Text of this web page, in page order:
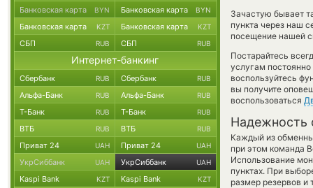
Зачастую бывает
пункта через наш
посещение нашей
Постарайтесь
услугам
воспользуйтесь
вы получите
воспользоваться
Надежность
Каждый из
при этом команда
Использование
пунктах. При
размер резервов и
Банковская карта BYN Банковская карта BYN
Банковская карта KZT Банковская карта KZT
СБП RUB СБП RUB
Интернет-банкинг
Сбербанк RUB Сбербанк RUB
Альфа-Банк RUB Альфа-Банк RUB
Т-Банк RUB Т-Банк RUB
ВТБ RUB ВТБ RUB
Приват 24 UAH Приват 24 UAH
УкрСиббанк UAH УкрСиббанк UAH
Kaspi Bank KZT Kaspi Bank KZT